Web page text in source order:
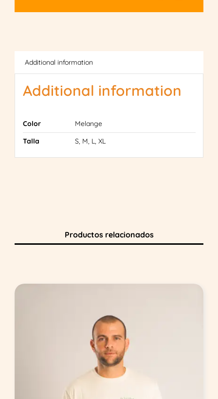
Additional information
Additional information
Color
Melange
Talla
S, M, L, XL
Productos relacionados